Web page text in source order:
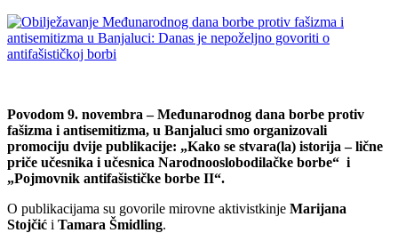
Povodom 9. novembra – Međunarodnog dana borbe protiv
fašizma i antisemitizma, u Banjaluci smo organizovali
promociju dvije publikacije: „Kako se stvara(la) istorija – lične
priče učesnika i učesnica Narodnooslobodilačke borbe“ i
„Pojmovnik antifašističke borbe II“.
O publikacijama su govorile mirovne aktivistkinje Marijana
Stojčić i Tamara Šmidling.